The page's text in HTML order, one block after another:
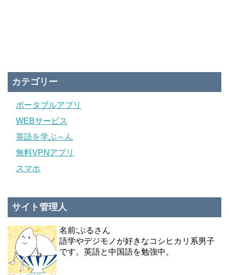
カテゴリー
ポータブルアプリ
WEBサービス
英語を学ぶ～ん
無料VPNアプリ
スマホ
サイト管理人
名前:ぶるさん
語学やデジモノが好きなコシヒカリ系男子
です。英語と中国語を勉強中。